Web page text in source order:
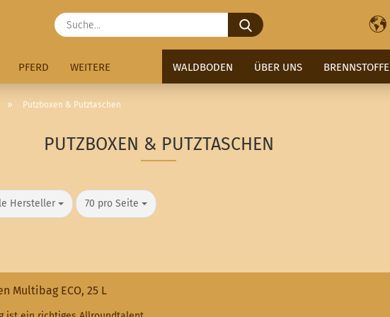
Suche...
PFERD WALDBODEN ÜBER UNS BRENNSTOFFE
WEITERE
» Putzboxen & Putztaschen
PUTZBOXEN & PUTZTASCHEN
Hersteller
Seite 70 pro Seite
pro Seite
Multibag ECO, 25 L